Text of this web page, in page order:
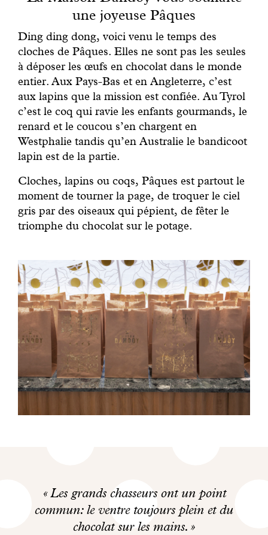
Engagé avec bon sens
Manifesto
Dandoy Family
Boutiques
Mon compte
E-Shop
une joyeuse Pâques
Ding ding dong, voici venu le temps des
cloches de Pâques. Elles ne sont pas les seules
à déposer les œufs en chocolat dans le monde
entier. Aux Pays-Bas et en Angleterre, c’est
aux lapins que la mission est confiée. Au Tyrol
c’est le coq qui ravie les enfants gourmands, le
renard et le coucou s’en chargent en
Westphalie tandis qu’en Australie le bandicoot
lapin est de la partie.
Cloches, lapins ou coqs, Pâques est partout le
moment de tourner la page, de troquer le ciel
gris par des oiseaux qui pépient, de fêter le
triomphe du chocolat sur le potage.
Les grands chasseurs ont un point
commun: le ventre toujours plein et du
chocolat sur les mains.